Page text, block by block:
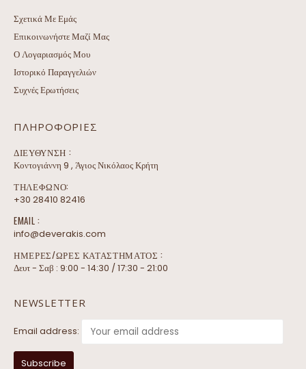
Σχετικά Με Εμάς
Επικοινωνήστε Μαζί Μας
Ο Λογαριασμός Μου
Ιστορικό Παραγγελιών
Συχνές Ερωτήσεις
ΠΛΗΡΟΦΟΡΊΕΣ
ΔΙΕΎΘΥΝΣΗ :
Κοντογιάννη 9 , Άγιος Νικόλαος Κρήτη
ΤΗΛΕΦΩΝΟ:
+30 28410 82416
EMAIL :
info@deverakis.com
ΗΜΕΡΕΣ/ΩΡΕΣ ΚΑΤΑΣΤΗΜΑΤΟΣ :
Δευτ - Σαβ : 9:00 - 14:30 / 17:30 - 21:00
NEWSLETTER
Email address: